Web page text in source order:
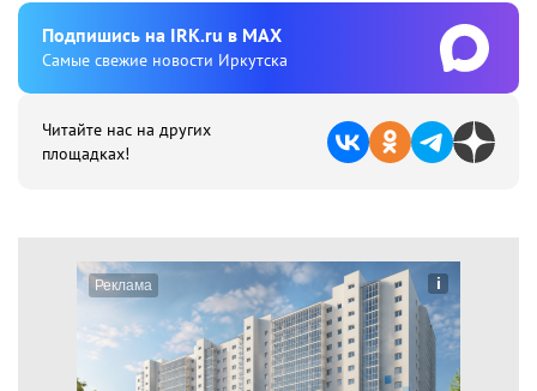
Подпишиcь на IRK.ru в MAX
Cамые свежие новости Иркутска
Читайте нас на других
площадках!